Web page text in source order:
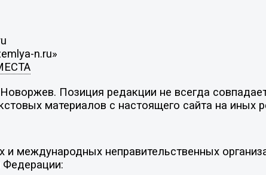
n.ru»
Позиция редакции не всегда
материалов с настоящего сайта на иных
и международных неправительственных
Федерации: